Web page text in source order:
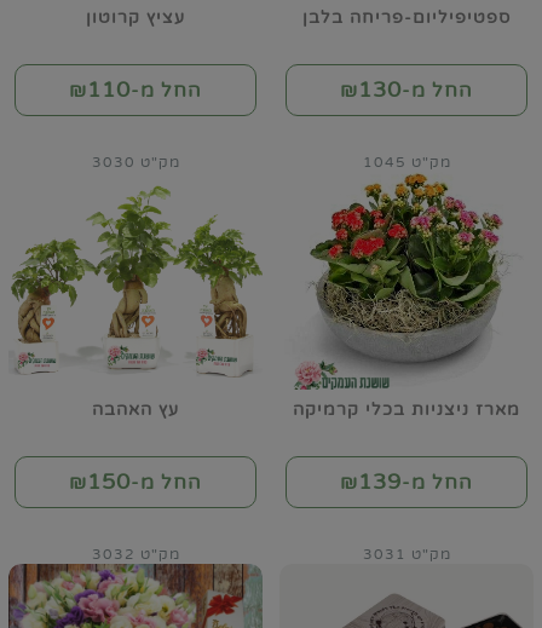
ספטיפיליום-פריחה בלבן
החל מ-₪130
עציץ קרוטון
החל מ-₪110
מארז ניצניות בכלי קרמיקה
מק"ט 1045
החל מ-₪139
עץ האהבה
מק"ט 3030
החל מ-₪150
מק"ט 3031 מק"ט 3032